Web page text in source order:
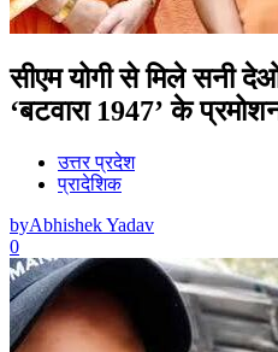
सीएम योगी से मिले सनी
‘बटवारा 1947’ के
उत्तर प्रदेश
प्रादेशिक
byAbhishek Yadav
0